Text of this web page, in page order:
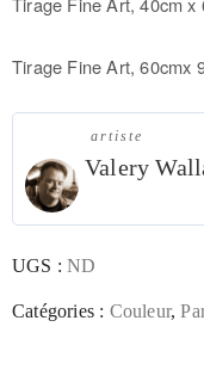
Tirage Fine Art, 60cmx
artiste
Valery
UGS :ND
Catégories : Couleur,